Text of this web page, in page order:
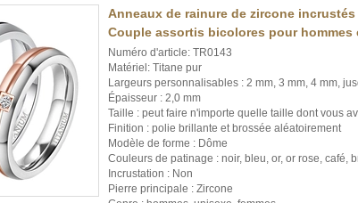
Anneaux de rainure de zircone
Couple assortis bicolores pour hommes
Numéro d'article: TR0143
Matériel: Titane pur
Largeurs personnalisables : 2 mm, 3 mm, 4 mm,
Épaisseur : 2,0 mm
Taille : peut faire n'importe quelle taille dont vous
Finition : polie brillante et brossée aléatoirement
Modèle de forme : Dôme
Couleurs de patinage : noir, bleu, or, or rose, café,
Incrustation : Non
Pierre principale : Zircone